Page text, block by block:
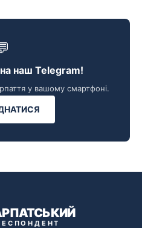
наш Telegram!
у вашому смартфоні.